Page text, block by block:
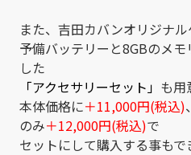
また、吉田カバンオリジナ
予備バッテリーと8GBのメ
した
「アクセサリーセット」 も用
本体価格に＋11,000円(税込)
のみ＋12,000円(税込)で
セットにして購入する事もで